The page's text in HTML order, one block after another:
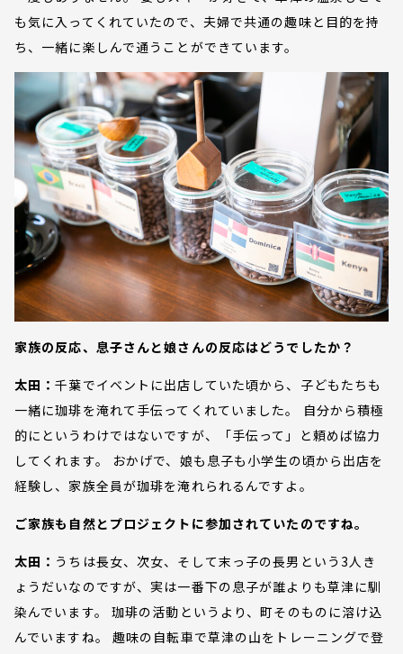
も気に入ってくれていたので、夫婦で共通の趣味と目的を持
ち、一緒に楽しんで通うことができています。
家族の反応、息子さんと娘さんの反応はどうでしたか？
太田：千葉でイベントに出店していた頃から、子どもたちも
一緒に珈琲を淹れて手伝ってくれていました。 自分から積極
的にというわけではないですが、「手伝って」と頼めば協力
してくれます。 おかげで、娘も息子も小学生の頃から出店を
経験し、家族全員が珈琲を淹れられるんですよ。
ご家族も自然とプロジェクトに参加されていたのですね。
太田： うちは長女、次女、そして末っ子の長男という3人き
ょうだいなのですが、実は一番下の息子が誰よりも草津に馴
染んでいます。 珈琲の活動というより、町そのものに溶け込
んでいますね。 趣味の自転車で草津の山をトレーニングで登